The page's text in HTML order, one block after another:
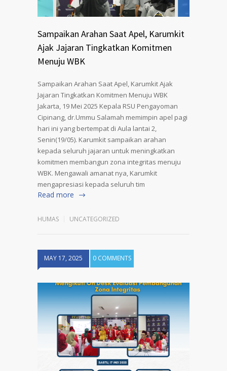
Sampaikan Arahan Saat Apel, Karumkit
Ajak Jajaran Tingkatkan Komitmen
Menuju WBK
Sampaikan Arahan Saat Apel, Karumkit Ajak
Jajaran Tingkatkan Komitmen Menuju WBK
Jakarta, 19 Mei 2025 Kepala RSU Pengayoman
Cipinang, dr.Ummu Salamah memimpin apel pagi
hari ini yang bertempat di Aula lantai 2,
Senin(19/05). Karumkit sampaikan arahan
kepada seluruh jajaran untuk meningkatkan
komitmen membangun zona integritas menuju
WBK. Mengawali amanat nya, Karumkit
mengapresiasi kepada seluruh tim
Read more
HUMAS UNCATEGORIZED
MAY 17, 2025 0 COMMENTS